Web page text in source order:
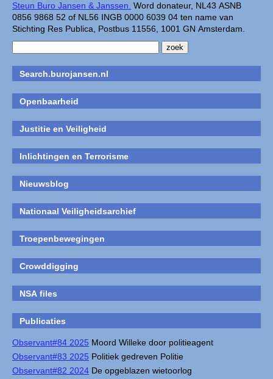
Steun Buro Jansen & Janssen. Word donateur, NL43 ASNB
0856 9868 52 of NL56 INGB 0000 6039 04 ten name van
Stichting Res Publica, Postbus 11556, 1001 GN Amsterdam.
Search.burojansen.nl
Openbaarheid
Justitie en Veiligheid
Inlichtingen en Terrorisme
Nieuwsblog
Nationaal Veiligheidsarchief
Troepenbewegingen
Crowddigging
NSA files
Publicaties
Observant#84 2025 Moord Willeke door politieagent
Observant#83 2025 Politiek gedreven Politie
Observant#82 2024 De opgeblazen wietoorlog